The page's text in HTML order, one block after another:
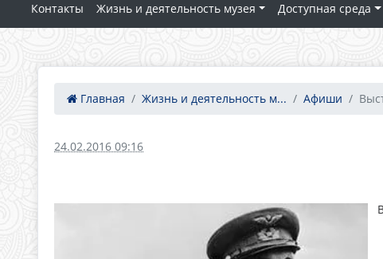
Контакты
Жизнь и деятельность музея Доступная среда
Главная Жизнь и деятельность м... Афиши
24.02.2016 09:16